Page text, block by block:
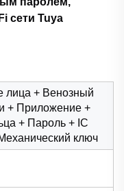
сети Tuya
лица + Венозный
+ Приложение +
+ Пароль + IC
ключ